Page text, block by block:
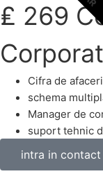
₤ 269
Cifra de
schema
Manager de
suport tehnic
intra in